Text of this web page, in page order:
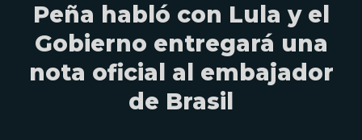
Peña habló con Lula y el
Gobierno entregará una
nota oficial al embajador
de Brasil